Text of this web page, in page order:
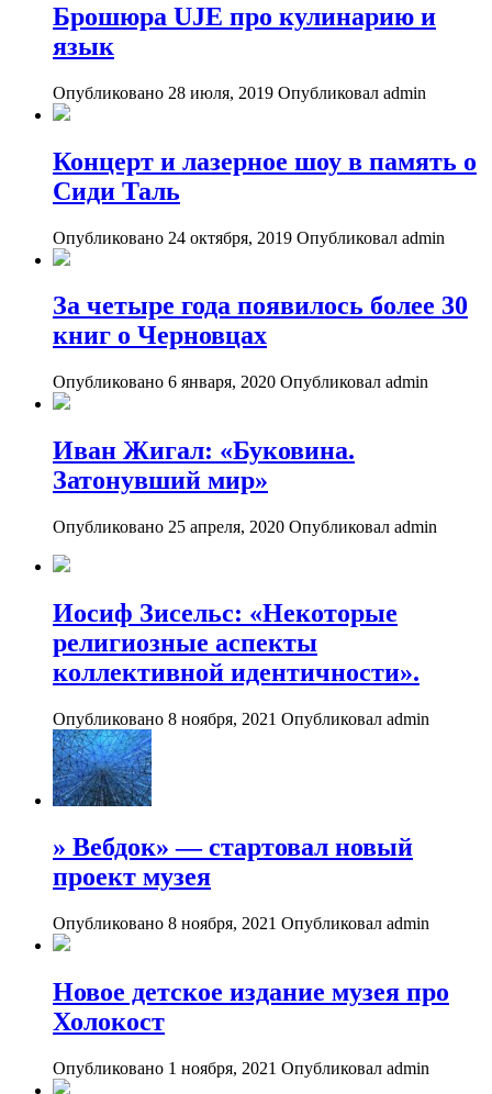
Брошюра UJE про кулинарию и
язык
Опубликовано 28 июля, 2019 Опубликовал admin
Концерт и лазерное шоу в память о
Сиди Таль
Опубликовано 24 октября, 2019 Опубликовал admin
За четыре года появилось более 30
книг о Черновцах
Опубликовано 6 января, 2020 Опубликовал admin
Иван Жигал: «Буковина.
Затонувший мир»
Опубликовано 25 апреля, 2020 Опубликовал admin
Иосиф Зисельс: «Некоторые
религиозные аспекты
коллективной идентичности».
Опубликовано 8 ноября, 2021 Опубликовал admin
» Вебдок» — стартовал новый
проект музея
Опубликовано 8 ноября, 2021 Опубликовал admin
Новое детское издание музея про
Холокост
Опубликовано 1 ноября, 2021 Опубликовал admin